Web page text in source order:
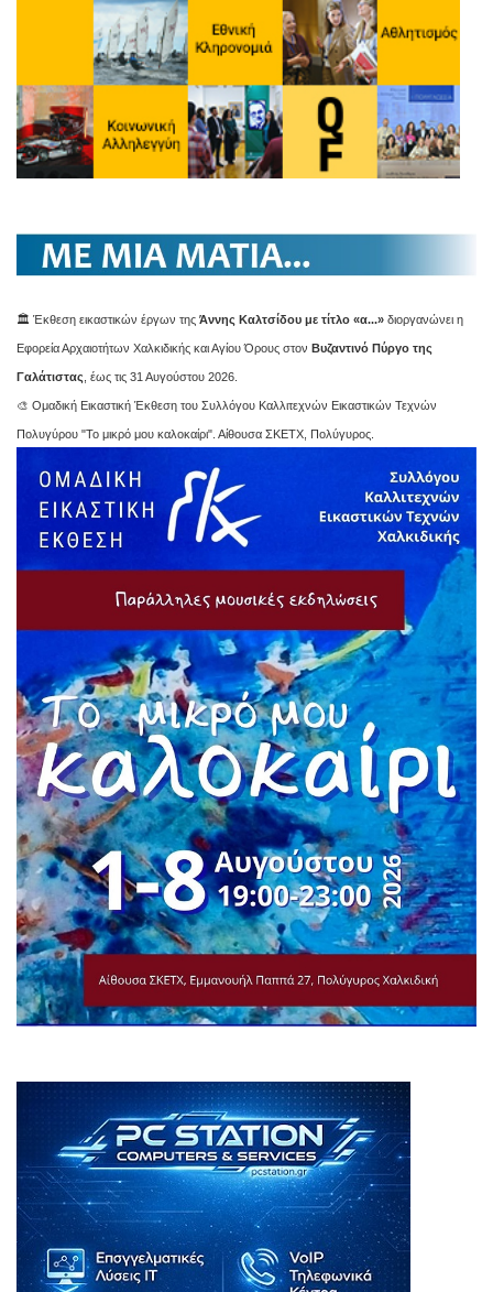
🏛️ Έκθεση εικαστικών έργων της Άννης Καλτσίδου με τίτλο «α...» διοργανώνει η
Εφορεία Αρχαιοτήτων Χαλκιδικής και Αγίου Όρους στον Βυζαντινό Πύργο της
Γαλάτιστας , έως τις 31 Αυγούστου 2026.
🎨 Ομαδική Εικαστική Έκθεση του Συλλόγου Καλλιτεχνών Εικαστικών Τεχνών
Πολυγύρου "Το μικρό μου καλοκαίρι". Αίθουσα ΣΚΕΤΧ, Πολύγυρος.